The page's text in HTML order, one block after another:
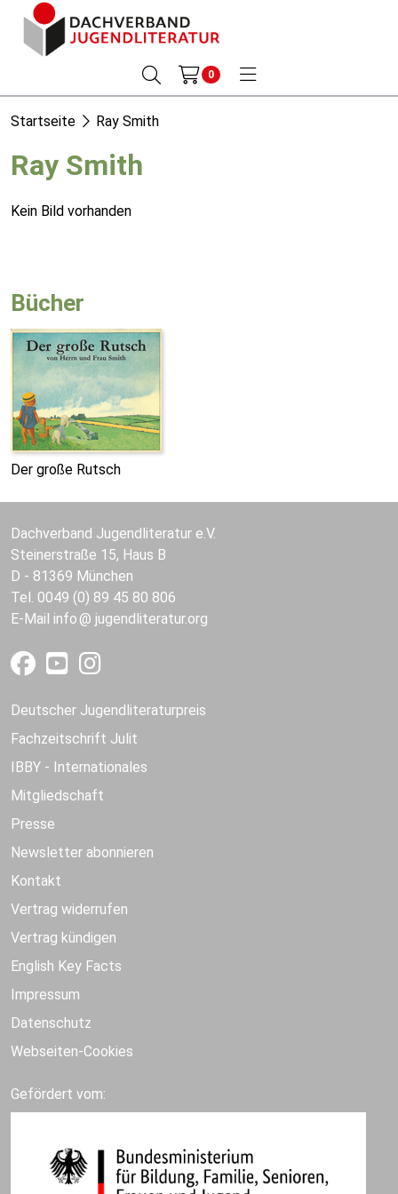
0
Startseite Ray Smith
Ray Smith
Kein Bild vorhanden
Bücher
Der große Rutsch
Dachverband Jugendliteratur e.V.
Steinerstraße 15, Haus B
D - 81369 München
Tel. 0049 (0) 89 45 80 806
E-Mail info jugendliteratur.org
Deutscher Jugendliteraturpreis
Fachzeitschrift Julit
IBBY - Internationales
Mitgliedschaft
Presse
Newsletter abonnieren
Kontakt
Vertrag widerrufen
Vertrag kündigen
English Key Facts
Impressum
Datenschutz
Webseiten-Cookies
Gefördert vom: